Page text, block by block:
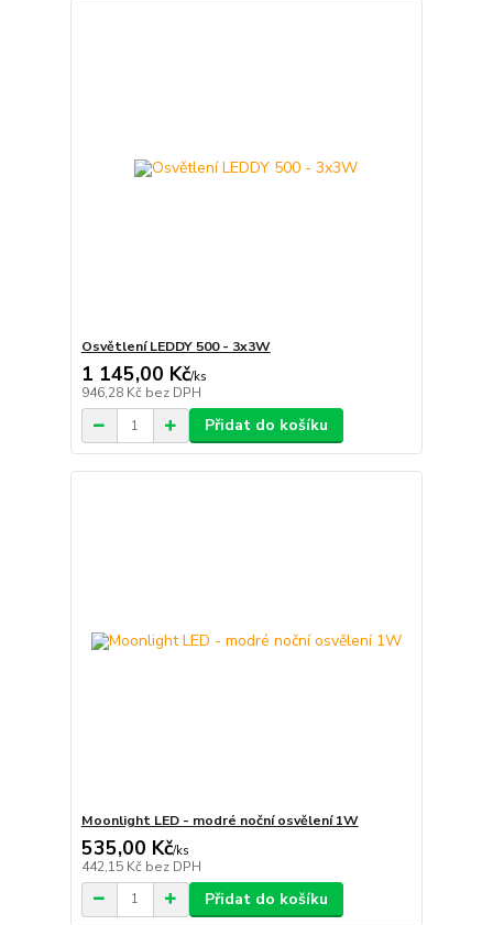
Osvětlení LEDDY 500 - 3x3W
1 145,00 Kč/ks
946,28 Kč bez DPH
Přidat do košíku
Moonlight LED - modré noční osvělení 1W
535,00 Kč/ks
442,15 Kč bez DPH
Přidat do košíku